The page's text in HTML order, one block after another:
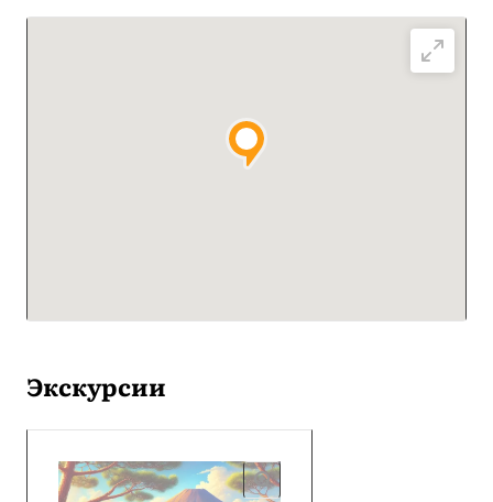
Экскурсии